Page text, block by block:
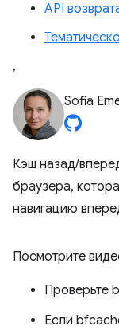
API
,
Sofia
Кэш назад/
браузера,
навигацию
Посмотрите
Проверьте
Если